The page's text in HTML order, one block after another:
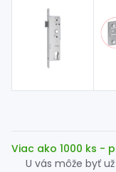
Viac ako 1000 ks -
U vás môže byť už